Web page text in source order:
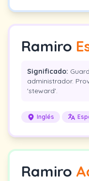
Ramiro
Significado:
administrador.
'steward'.
Inglés
Ramiro